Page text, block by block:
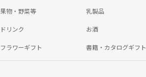
果物・野菜等 乳製品
ドリンク お酒
フラワーギフト 書籍・カタログギフト